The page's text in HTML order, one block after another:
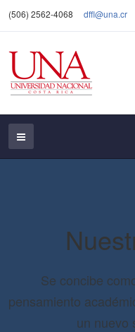
(506) 2562-4068 dffl@una.cr
Se concibe
pensamiento
un nuevo